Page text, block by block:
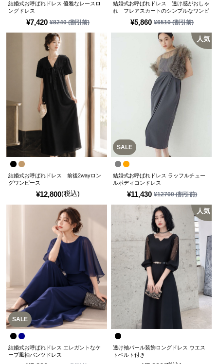
¥7,420 ¥8240(割引前)
結婚式お呼ばれドレス 優雅なレースロ
ングドレス
¥5,860 ¥6510(割引前)
結婚式お呼ばれドレス 透け感がおしゃ
れ フレアスカートのシンプルなワンピ
¥12,800(税込)
結婚式お呼ばれドレス 前後2wayロン
グワンピース
SALE
人気
¥11,430 ¥12700(割引前)
結婚式お呼ばれドレス ラッフルチュー
ルボディコンドレス
SALE
結婚式お呼ばれドレス エレガントなケ
ープ風袖パンツドレス
人気
透け袖パール装飾ロングドレス ウエス
トベルト付き